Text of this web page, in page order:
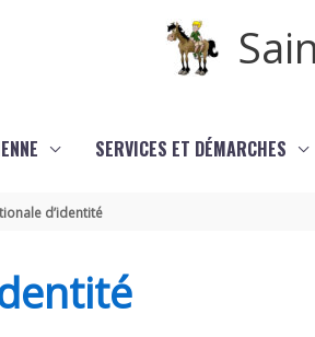
SERVICES ET DÉMARCHES
d’identité